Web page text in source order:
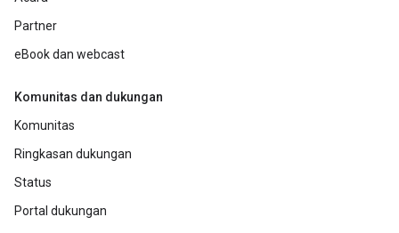
Partner
eBook dan webcast
Komunitas dan dukungan
Komunitas
Ringkasan dukungan
Status
Portal dukungan